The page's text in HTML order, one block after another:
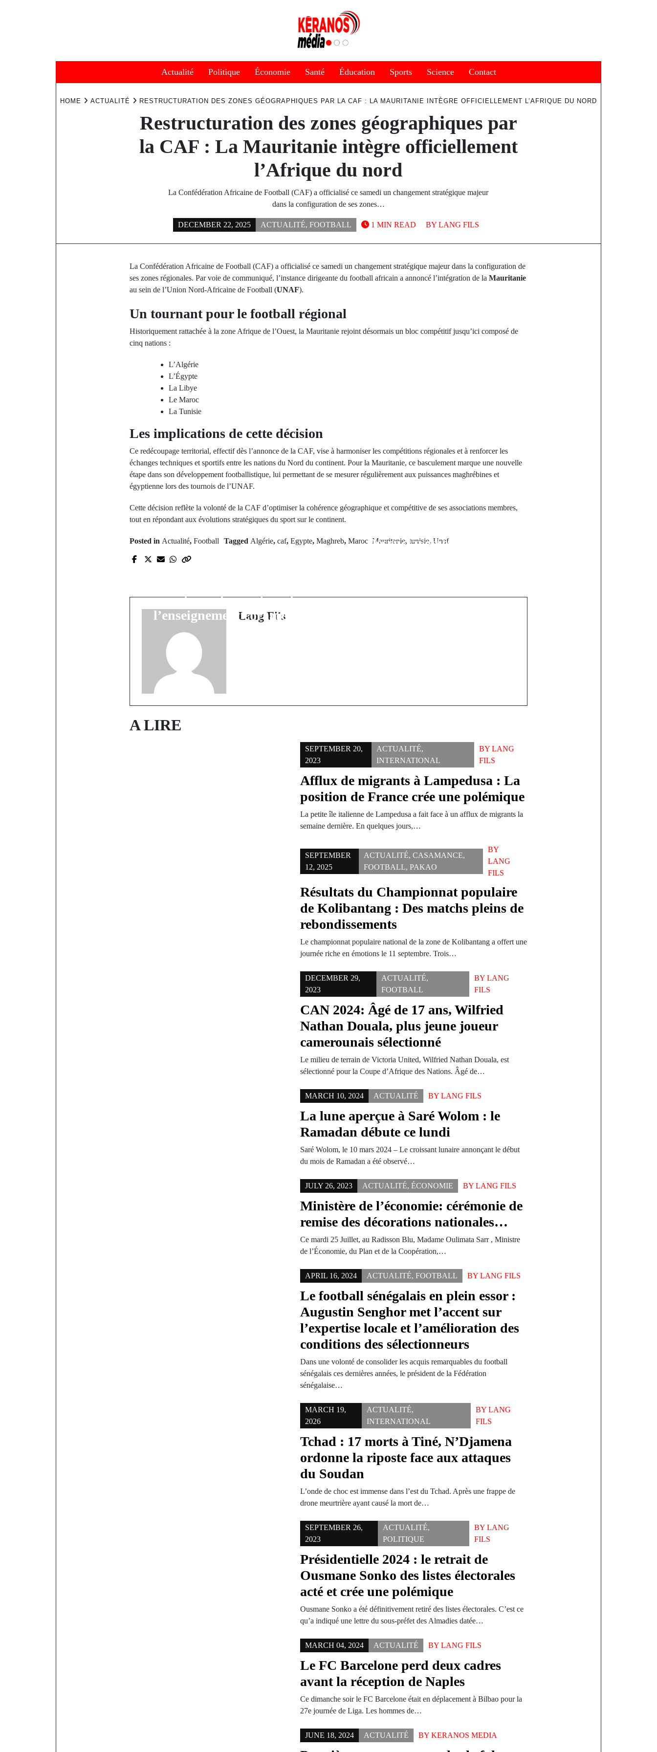
Actualité Politique Économie Santé Éducation Sports Science Contact
HOME ACTUALITÉ RESTRUCTURATION DES ZONES GÉOGRAPHIQUES PAR LA CAF : LA MAURITANIE INTÈGRE OFFICIELLEMENT L’AFRIQUE DU NORD
Restructuration des zones géographiques par
la CAF : La Mauritanie intègre officiellement
l’Afrique du nord
La Confédération Africaine de Football (CAF) a officialisé ce samedi un changement stratégique majeur
dans la configuration de ses zones…
DECEMBER 22, 2025 ACTUALITÉ, FOOTBALL BY LANG FILS
1 MIN READ
La Confédération Africaine de Football (CAF) a officialisé ce samedi un changement stratégique majeur dans la configuration de
ses zones régionales. Par voie de communiqué, l’instance dirigeante du football africain a annoncé l’intégration de la Mauritanie
au sein de l’Union Nord-Africaine de Football (UNAF).
Un tournant pour le football régional
Historiquement rattachée à la zone Afrique de l’Ouest, la Mauritanie rejoint désormais un bloc compétitif jusqu’ici composé de
cinq nations :
L’Algérie
L’Égypte
La Libye
Le Maroc
La Tunisie
Les implications de cette décision
Ce redécoupage territorial, effectif dès l’annonce de la CAF, vise à harmoniser les compétitions régionales et à renforcer les
échanges techniques et sportifs entre les nations du Nord du continent. Pour la Mauritanie, ce basculement marque une nouvelle
étape dans son développement footballistique, lui permettant de se mesurer régulièrement aux puissances maghrébines et
égyptienne lors des tournois de l’UNAF.
Cette décision reflète la volonté de la CAF d’optimiser la cohérence géographique et compétitive de ses associations membres,
tout en répondant aux évolutions stratégiques du sport sur le continent.
Posted in Actualité, Football Tagged Algérie, caf, Egypte, Maghreb, Maroc Mauritanie, tunisie, Unaf
Assises des Daaras à
vers la modernisation de
l’enseignement coranique
Désenclavement de la
Lang Fils
A LIRE
SEPTEMBER 20,
2023
ACTUALITÉ,
INTERNATIONAL
BY LANG
FILS
Afflux de migrants à Lampedusa : La
position de France crée une polémique
La petite île italienne de Lampedusa a fait face à un afflux de migrants la
semaine dernière. En quelques jours,…
SEPTEMBER
12, 2025
ACTUALITÉ,CASAMANCE,
FOOTBALL,PAKAO
BY
LANG
FILS
Résultats du Championnat populaire
de Kolibantang : Des matchs pleins de
rebondissements
Le championnat populaire national de la zone de Kolibantang a offert une
journée riche en émotions le 11 septembre. Trois…
DECEMBER 29,
2023
ACTUALITÉ,
FOOTBALL
BY LANG
FILS
CAN 2024: Âgé de 17 ans, Wilfried
Nathan Douala, plus jeune joueur
camerounais sélectionné
Le milieu de terrain de Victoria United, Wilfried Nathan Douala, est
sélectionné pour la Coupe d’Afrique des Nations. Âgé de…
MARCH 10, 2024 ACTUALITÉ BYLANG FILS
La lune aperçue à Saré Wolom : le
Ramadan débute ce lundi
Saré Wolom, le 10 mars 2024 – Le croissant lunaire annonçant le début
du mois de Ramadan a été observé…
JULY 26, 2023 ACTUALITÉ,ÉCONOMIE BYLANG FILS
Ministère de l’économie: cérémonie de
remise des décorations nationales…
Ce mardi 25 Juillet, au Radisson Blu, Madame Oulimata Sarr , Ministre
de l’Économie, du Plan et de la Coopération,…
APRIL 16, 2024 ACTUALITÉ,FOOTBALL BYLANG FILS
Le football sénégalais en plein essor :
Augustin Senghor met l’accent sur
l’expertise locale et l’amélioration des
conditions des sélectionneurs
Dans une volonté de consolider les acquis remarquables du football
sénégalais ces dernières années, le président de la Fédération
sénégalaise…
MARCH 19,
2026
ACTUALITÉ,
INTERNATIONAL
BYLANG
FILS
Tchad : 17 morts à Tiné, N’Djamena
ordonne la riposte face aux attaques
du Soudan
L’onde de choc est immense dans l’est du Tchad. Après une frappe de
drone meurtrière ayant causé la mort de…
SEPTEMBER 26,
2023
ACTUALITÉ,
POLITIQUE
BYLANG
FILS
Présidentielle 2024 : le retrait de
Ousmane Sonko des listes électorales
acté et crée une polémique
Ousmane Sonko a été définitivement retiré des listes électorales. C’est ce
qu’a indiqué une lettre du sous-préfet des Almadies datée…
MARCH 04, 2024 ACTUALITÉ BYLANG FILS
Le FC Barcelone perd deux cadres
avant la réception de Naples
Ce dimanche soir le FC Barcelone était en déplacement à Bilbao pour la
27e journée de Liga. Les hommes de…
JUNE 18, 2024 ACTUALITÉ BYKERANOS MEDIA